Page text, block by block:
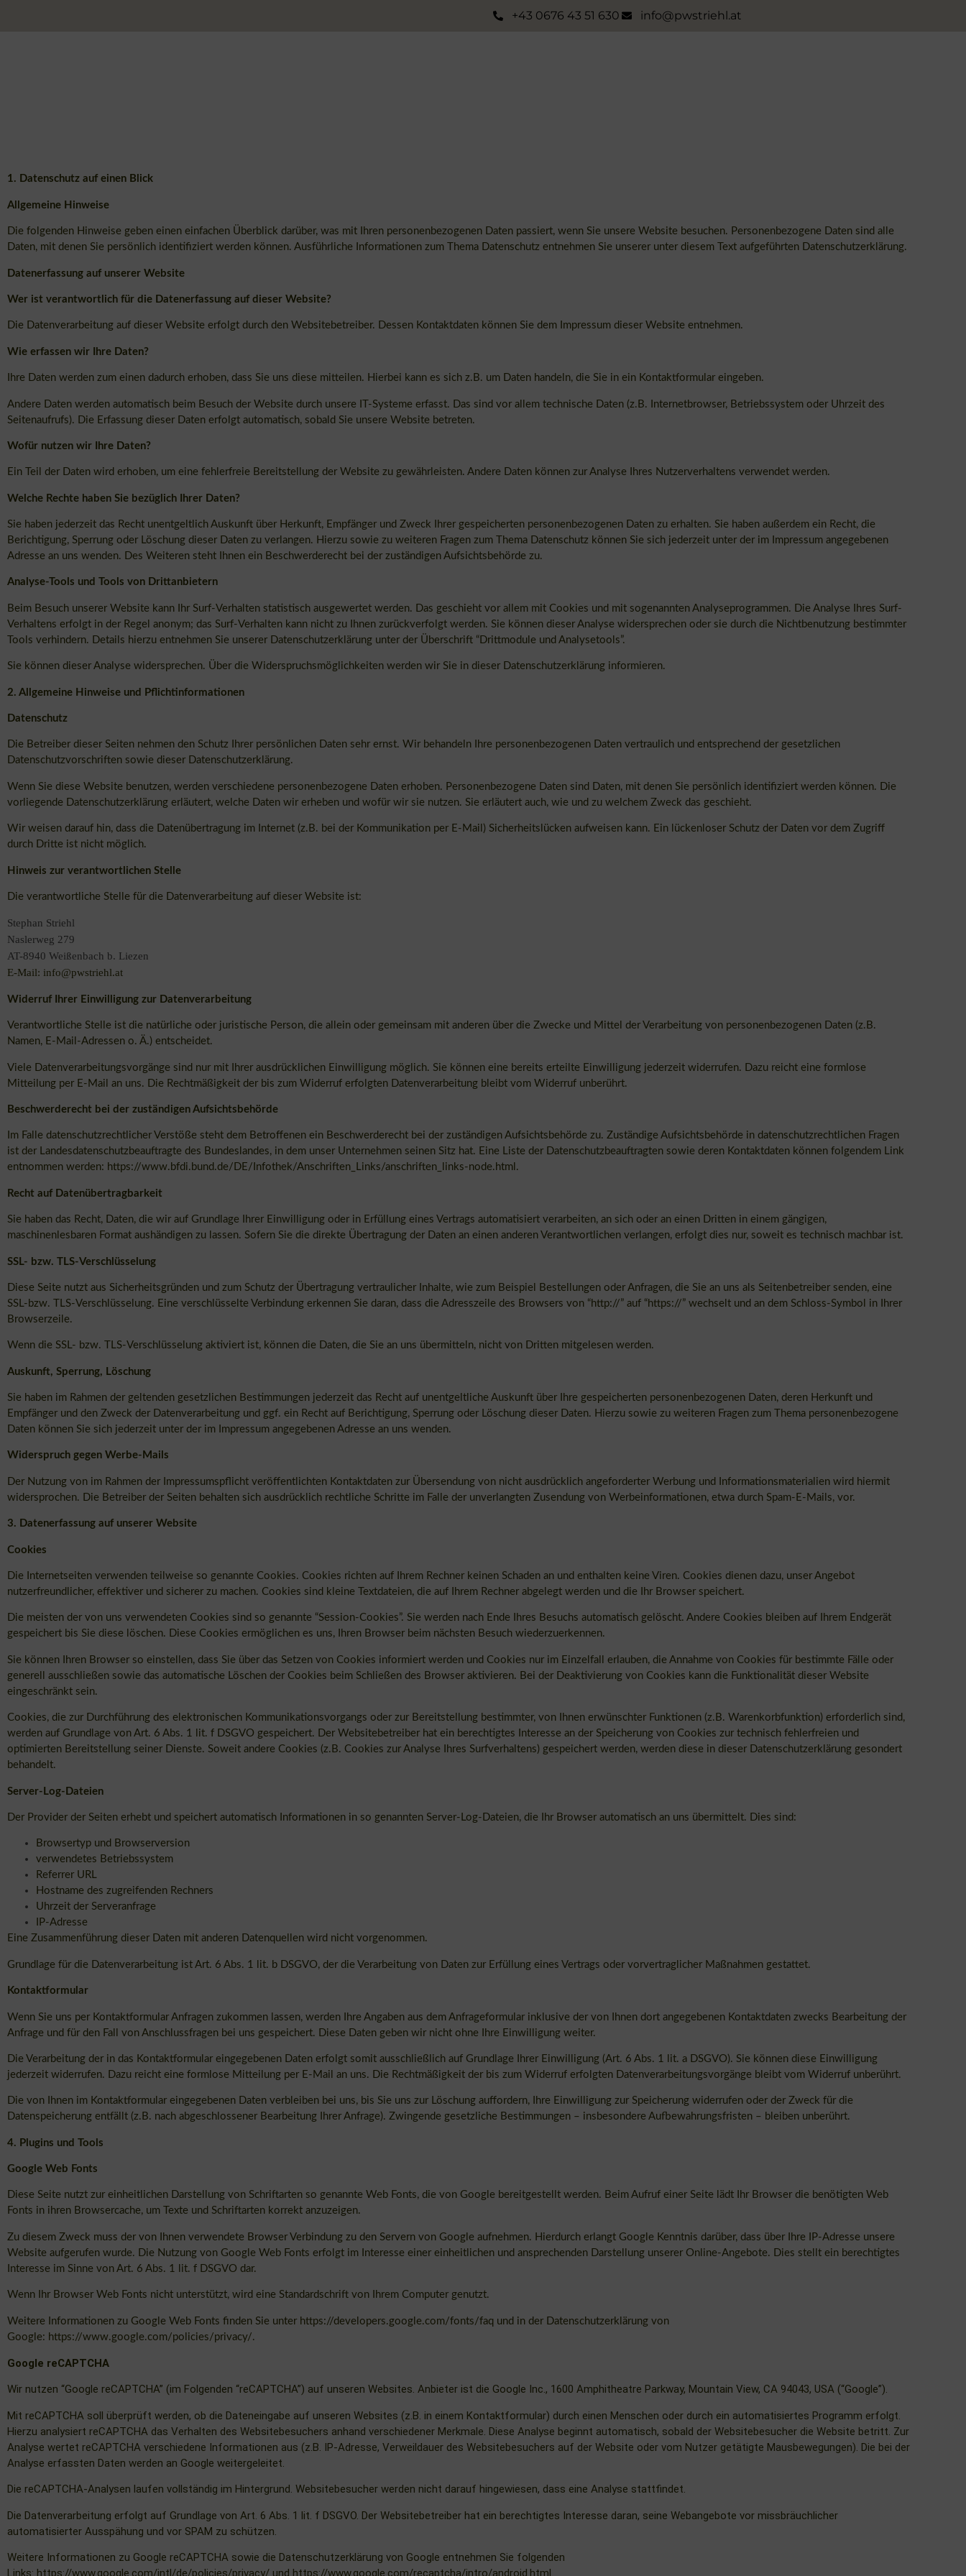
+43 0676 43 51 630 info@pwstriehl.at
1. Datenschutz auf einen Blick
Allgemeine Hinweise
Die folgenden Hinweise geben einen einfachen Überblick darüber, was mit Ihren personenbezogenen Daten passiert, wenn Sie unsere Website besuchen. Personenbezogene Daten sind alle
Daten, mit denen Sie persönlich identifiziert werden können. Ausführliche Informationen zum Thema Datenschutz entnehmen Sie unserer unter diesem Text aufgeführten Datenschutzerklärung.
Datenerfassung auf unserer Website
Wer ist verantwortlich für die Datenerfassung auf dieser Website?
Die Datenverarbeitung auf dieser Website erfolgt durch den Websitebetreiber. Dessen Kontaktdaten können Sie dem Impressum dieser Website entnehmen.
Wie erfassen wir Ihre Daten?
Ihre Daten werden zum einen dadurch erhoben, dass Sie uns diese mitteilen. Hierbei kann es sich z.B. um Daten handeln, die Sie in ein Kontaktformular eingeben.
Andere Daten werden automatisch beim Besuch der Website durch unsere IT-Systeme erfasst. Das sind vor allem technische Daten (z.B. Internetbrowser, Betriebssystem oder Uhrzeit des
Seitenaufrufs). Die Erfassung dieser Daten erfolgt automatisch, sobald Sie unsere Website betreten.
Wofür nutzen wir Ihre Daten?
Ein Teil der Daten wird erhoben, um eine fehlerfreie Bereitstellung der Website zu gewährleisten. Andere Daten können zur Analyse Ihres Nutzerverhaltens verwendet werden.
Welche Rechte haben Sie bezüglich Ihrer Daten?
Sie haben jederzeit das Recht unentgeltlich Auskunft über Herkunft, Empfänger und Zweck Ihrer gespeicherten personenbezogenen Daten zu erhalten. Sie haben außerdem ein Recht, die
Berichtigung, Sperrung oder Löschung dieser Daten zu verlangen. Hierzu sowie zu weiteren Fragen zum Thema Datenschutz können Sie sich jederzeit unter der im Impressum angegebenen
Adresse an uns wenden. Des Weiteren steht Ihnen ein Beschwerderecht bei der zuständigen Aufsichtsbehörde zu.
Analyse-Tools und Tools von Drittanbietern
Beim Besuch unserer Website kann Ihr Surf-Verhalten statistisch ausgewertet werden. Das geschieht vor allem mit Cookies und mit sogenannten Analyseprogrammen. Die Analyse Ihres Surf-
Verhaltens erfolgt in der Regel anonym; das Surf-Verhalten kann nicht zu Ihnen zurückverfolgt werden. Sie können dieser Analyse widersprechen oder sie durch die Nichtbenutzung bestimmter
Tools verhindern. Details hierzu entnehmen Sie unserer Datenschutzerklärung unter der Überschrift “Drittmodule und Analysetools”.
Sie können dieser Analyse widersprechen. Über die Widerspruchsmöglichkeiten werden wir Sie in dieser Datenschutzerklärung informieren.
2. Allgemeine Hinweise und Pflichtinformationen
Datenschutz
Die Betreiber dieser Seiten nehmen den Schutz Ihrer persönlichen Daten sehr ernst. Wir behandeln Ihre personenbezogenen Daten vertraulich und entsprechend der gesetzlichen
Datenschutzvorschriften sowie dieser Datenschutzerklärung.
Wenn Sie diese Website benutzen, werden verschiedene personenbezogene Daten erhoben. Personenbezogene Daten sind Daten, mit denen Sie persönlich identifiziert werden können. Die
vorliegende Datenschutzerklärung erläutert, welche Daten wir erheben und wofür wir sie nutzen. Sie erläutert auch, wie und zu welchem Zweck das geschieht.
Wir weisen darauf hin, dass die Datenübertragung im Internet (z.B. bei der Kommunikation per E-Mail) Sicherheitslücken aufweisen kann. Ein lückenloser Schutz der Daten vor dem Zugriff
durch Dritte ist nicht möglich.
Hinweis zur verantwortlichen Stelle
Die verantwortliche Stelle für die Datenverarbeitung auf dieser Website ist:
Stephan Striehl
Naslerweg 279
AT-8940 Weißenbach b. Liezen
E-Mail: info@pwstriehl.at
Widerruf Ihrer Einwilligung zur Datenverarbeitung
Verantwortliche Stelle ist die natürliche oder juristische Person, die allein oder gemeinsam mit anderen über die Zwecke und Mittel der Verarbeitung von personenbezogenen Daten (z.B.
Namen, E-Mail-Adressen o. Ä.) entscheidet.
Viele Datenverarbeitungsvorgänge sind nur mit Ihrer ausdrücklichen Einwilligung möglich. Sie können eine bereits erteilte Einwilligung jederzeit widerrufen. Dazu reicht eine formlose
Mitteilung per E-Mail an uns. Die Rechtmäßigkeit der bis zum Widerruf erfolgten Datenverarbeitung bleibt vom Widerruf unberührt.
Beschwerderecht bei der zuständigen Aufsichtsbehörde
Im Falle datenschutzrechtlicher Verstöße steht dem Betroffenen ein Beschwerderecht bei der zuständigen Aufsichtsbehörde zu. Zuständige Aufsichtsbehörde in datenschutzrechtlichen Fragen
ist der Landesdatenschutzbeauftragte des Bundeslandes, in dem unser Unternehmen seinen Sitz hat. Eine Liste der Datenschutzbeauftragten sowie deren Kontaktdaten können folgendem Link
entnommen werden: https://www.bfdi.bund.de/DE/Infothek/Anschriften_Links/anschriften_links-node.html .
Recht auf Datenübertragbarkeit
Sie haben das Recht, Daten, die wir auf Grundlage Ihrer Einwilligung oder in Erfüllung eines Vertrags automatisiert verarbeiten, an sich oder an einen Dritten in einem gängigen,
maschinenlesbaren Format aushändigen zu lassen. Sofern Sie die direkte Übertragung der Daten an einen anderen Verantwortlichen verlangen, erfolgt dies nur, soweit es technisch machbar ist.
SSL- bzw. TLS-Verschlüsselung
Diese Seite nutzt aus Sicherheitsgründen und zum Schutz der Übertragung vertraulicher Inhalte, wie zum Beispiel Bestellungen oder Anfragen, die Sie an uns als Seitenbetreiber senden, eine
SSL-bzw. TLS-Verschlüsselung. Eine verschlüsselte Verbindung erkennen Sie daran, dass die Adresszeile des Browsers von “http://” auf “https://” wechselt und an dem Schloss-Symbol in Ihrer
Browserzeile.
Wenn die SSL- bzw. TLS-Verschlüsselung aktiviert ist, können die Daten, die Sie an uns übermitteln, nicht von Dritten mitgelesen werden.
Auskunft, Sperrung, Löschung
Sie haben im Rahmen der geltenden gesetzlichen Bestimmungen jederzeit das Recht auf unentgeltliche Auskunft über Ihre gespeicherten personenbezogenen Daten, deren Herkunft und
Empfänger und den Zweck der Datenverarbeitung und ggf. ein Recht auf Berichtigung, Sperrung oder Löschung dieser Daten. Hierzu sowie zu weiteren Fragen zum Thema personenbezogene
Daten können Sie sich jederzeit unter der im Impressum angegebenen Adresse an uns wenden.
Widerspruch gegen Werbe-Mails
Der Nutzung von im Rahmen der Impressumspflicht veröffentlichten Kontaktdaten zur Übersendung von nicht ausdrücklich angeforderter Werbung und Informationsmaterialien wird hiermit
widersprochen. Die Betreiber der Seiten behalten sich ausdrücklich rechtliche Schritte im Falle der unverlangten Zusendung von Werbeinformationen, etwa durch Spam-E-Mails, vor.
3. Datenerfassung auf unserer Website
Cookies
Die Internetseiten verwenden teilweise so genannte Cookies. Cookies richten auf Ihrem Rechner keinen Schaden an und enthalten keine Viren. Cookies dienen dazu, unser Angebot
nutzerfreundlicher, effektiver und sicherer zu machen. Cookies sind kleine Textdateien, die auf Ihrem Rechner abgelegt werden und die Ihr Browser speichert.
Die meisten der von uns verwendeten Cookies sind so genannte “Session-Cookies”. Sie werden nach Ende Ihres Besuchs automatisch gelöscht. Andere Cookies bleiben auf Ihrem Endgerät
gespeichert bis Sie diese löschen. Diese Cookies ermöglichen es uns, Ihren Browser beim nächsten Besuch wiederzuerkennen.
Sie können Ihren Browser so einstellen, dass Sie über das Setzen von Cookies informiert werden und Cookies nur im Einzelfall erlauben, die Annahme von Cookies für bestimmte Fälle oder
generell ausschließen sowie das automatische Löschen der Cookies beim Schließen des Browser aktivieren. Bei der Deaktivierung von Cookies kann die Funktionalität dieser Website
eingeschränkt sein.
Cookies, die zur Durchführung des elektronischen Kommunikationsvorgangs oder zur Bereitstellung bestimmter, von Ihnen erwünschter Funktionen (z.B. Warenkorbfunktion) erforderlich sind,
werden auf Grundlage von Art. 6 Abs. 1 lit. f DSGVO gespeichert. Der Websitebetreiber hat ein berechtigtes Interesse an der Speicherung von Cookies zur technisch fehlerfreien und
optimierten Bereitstellung seiner Dienste. Soweit andere Cookies (z.B. Cookies zur Analyse Ihres Surfverhaltens) gespeichert werden, werden diese in dieser Datenschutzerklärung gesondert
behandelt.
Server-Log-Dateien
Der Provider der Seiten erhebt und speichert automatisch Informationen in so genannten Server-Log-Dateien, die Ihr Browser automatisch an uns übermittelt. Dies sind:
Browsertyp und Browserversion
verwendetes Betriebssystem
Referrer URL
Hostname des zugreifenden Rechners
Uhrzeit der Serveranfrage
IP-Adresse
Eine Zusammenführung dieser Daten mit anderen Datenquellen wird nicht vorgenommen.
Grundlage für die Datenverarbeitung ist Art. 6 Abs. 1 lit. b DSGVO, der die Verarbeitung von Daten zur Erfüllung eines Vertrags oder vorvertraglicher Maßnahmen gestattet.
Kontaktformular
Wenn Sie uns per Kontaktformular Anfragen zukommen lassen, werden Ihre Angaben aus dem Anfrageformular inklusive der von Ihnen dort angegebenen Kontaktdaten zwecks Bearbeitung der
Anfrage und für den Fall von Anschlussfragen bei uns gespeichert. Diese Daten geben wir nicht ohne Ihre Einwilligung weiter.
Die Verarbeitung der in das Kontaktformular eingegebenen Daten erfolgt somit ausschließlich auf Grundlage Ihrer Einwilligung (Art. 6 Abs. 1 lit. a DSGVO). Sie können diese Einwilligung
jederzeit widerrufen. Dazu reicht eine formlose Mitteilung per E-Mail an uns. Die Rechtmäßigkeit der bis zum Widerruf erfolgten Datenverarbeitungsvorgänge bleibt vom Widerruf unberührt.
Die von Ihnen im Kontaktformular eingegebenen Daten verbleiben bei uns, bis Sie uns zur Löschung auffordern, Ihre Einwilligung zur Speicherung widerrufen oder der Zweck für die
Datenspeicherung entfällt (z.B. nach abgeschlossener Bearbeitung Ihrer Anfrage). Zwingende gesetzliche Bestimmungen – insbesondere Aufbewahrungsfristen – bleiben unberührt.
4. Plugins und Tools
Google Web Fonts
Diese Seite nutzt zur einheitlichen Darstellung von Schriftarten so genannte Web Fonts, die von Google bereitgestellt werden. Beim Aufruf einer Seite lädt Ihr Browser die benötigten Web
Fonts in ihren Browsercache, um Texte und Schriftarten korrekt anzuzeigen.
Zu diesem Zweck muss der von Ihnen verwendete Browser Verbindung zu den Servern von Google aufnehmen. Hierdurch erlangt Google Kenntnis darüber, dass über Ihre IP-Adresse unsere
Website aufgerufen wurde. Die Nutzung von Google Web Fonts erfolgt im Interesse einer einheitlichen und ansprechenden Darstellung unserer Online-Angebote. Dies stellt ein berechtigtes
Interesse im Sinne von Art. 6 Abs. 1 lit. f DSGVO dar.
Wenn Ihr Browser Web Fonts nicht unterstützt, wird eine Standardschrift von Ihrem Computer genutzt.
Weitere Informationen zu Google Web Fonts finden Sie unter https://developers.google.com/fonts/faq und in der Datenschutzerklärung von
Google: https://www.google.com/policies/privacy/.
Google reCAPTCHA
Wir nutzen “Google reCAPTCHA” (im Folgenden “reCAPTCHA”) auf unseren Websites. Anbieter ist die Google Inc., 1600 Amphitheatre Parkway, Mountain View, CA 94043, USA (“Google”).
Mit reCAPTCHA soll überprüft werden, ob die Dateneingabe auf unseren Websites (z.B. in einem Kontaktformular) durch einen Menschen oder durch ein automatisiertes Programm erfolgt.
Hierzu analysiert reCAPTCHA das Verhalten des Websitebesuchers anhand verschiedener Merkmale. Diese Analyse beginnt automatisch, sobald der Websitebesucher die Website betritt. Zur
Analyse wertet reCAPTCHA verschiedene Informationen aus (z.B. IP-Adresse, Verweildauer des Websitebesuchers auf der Website oder vom Nutzer getätigte Mausbewegungen). Die bei der
Analyse erfassten Daten werden an Google weitergeleitet.
Die reCAPTCHA-Analysen laufen vollständig im Hintergrund. Websitebesucher werden nicht darauf hingewiesen, dass eine Analyse stattfindet.
Die Datenverarbeitung erfolgt auf Grundlage von Art. 6 Abs. 1 lit. f DSGVO. Der Websitebetreiber hat ein berechtigtes Interesse daran, seine Webangebote vor missbräuchlicher
automatisierter Ausspähung und vor SPAM zu schützen.
Weitere Informationen zu Google reCAPTCHA sowie die Datenschutzerklärung von Google entnehmen Sie folgenden
Links: https://www.google.com/intl/de/policies/privacy/ und https://www.google.com/recaptcha/intro/android.html